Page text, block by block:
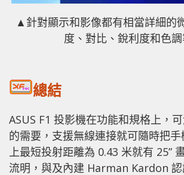
▲針對顯示和影像都有相當詳細的
度、對比、銳利度和色調
總結
ASUS F1 投影機在功能和規格上，
的需要，支援無線連接就可隨時把
上最短投射距離為 0.43 米就有 25”
流明，與及內建 Harman Kardon